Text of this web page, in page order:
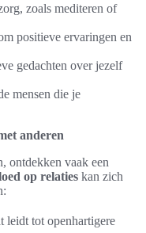
zoals mediteren of
positieve ervaringen en
gedachten over jezelf
mensen die je
anderen
ontdekken vaak een
op relaties kan zich
tot openhartigere